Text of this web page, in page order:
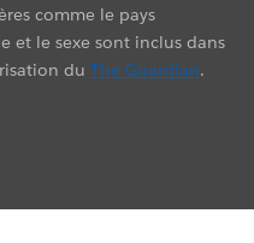
comme le pays
et le sexe sont inclus dans
du The Guardian.